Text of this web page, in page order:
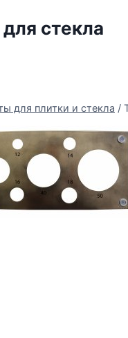
стекла
для плитки и стекла /